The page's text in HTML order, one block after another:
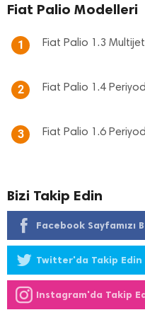
Fiat Palio Modelleri
1 Fiat Palio 1.3
2 Fiat Palio 1.4
3 Fiat Palio 1.6
Bizi Takip Edin
Facebook Sayfamızı
Twitter'da Takip Edin
Instagram'da Takip